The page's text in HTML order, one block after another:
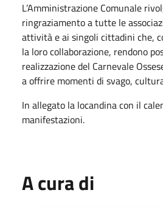
L’Amministrazione Comunale
ringraziamento a tutte le
attività e ai singoli cittadini che,
la loro collaborazione, rendono
realizzazione del Carnevale
a offrire momenti di svago,
In allegato la locandina con il
manifestazioni.
A cura di